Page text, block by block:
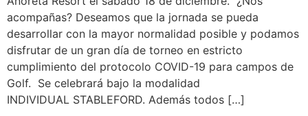
acompañas? Deseamos que la jornada se pueda
desarrollar con la mayor normalidad posible y podamos
disfrutar de un gran día de torneo en estricto
cumplimiento del protocolo COVID-19 para campos de
Golf. Se celebrará bajo la modalidad
INDIVIDUAL STABLEFORD. Además todos […]